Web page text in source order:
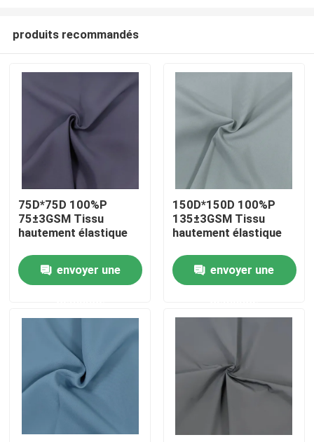
Aperçu
produits recommandés
75D*75D 100%P
75±3GSM Tissu
hautement élastique
envoyer une
150D*150D 100%P
135±3GSM Tissu
hautement élastique
envoyer une